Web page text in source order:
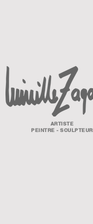
ARTISTE
PEINTRE - SCULPTEUR